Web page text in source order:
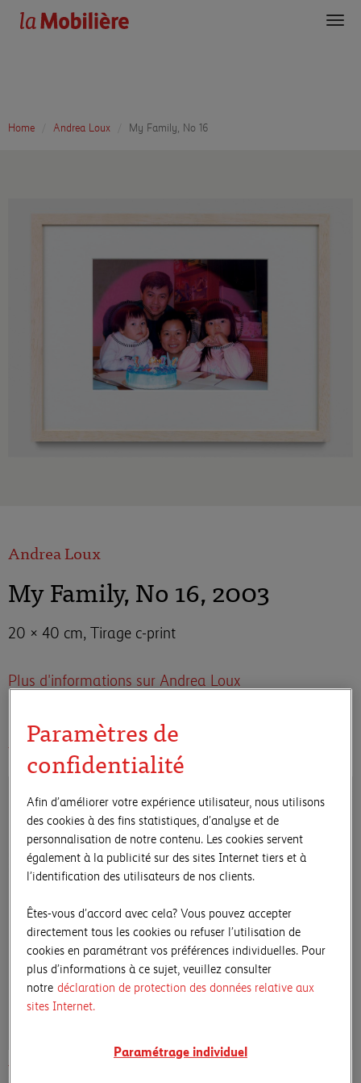
Home Andrea Loux My Family, No 16
Andrea Loux
My Family, No 16, 2003
20 × 40 cm, Tirage c-print
Plus d'informations sur Andrea Loux
Autres œuvres de Andrea Loux
Andrea Loux
Paramètres de
confidentialité
Afin d’améliorer votre expérience utilisateur, nous utilisons
des cookies à des fins statistiques, d’analyse et de
personnalisation de notre contenu. Les cookies servent
également à la publicité sur des sites Internet tiers et à
l’identification des utilisateurs de nos clients.
Êtes-vous d’accord avec cela? Vous pouvez accepter
directement tous les cookies ou refuser l’utilisation de
cookies en paramétrant vos préférences individuelles. Pour
plus d’informations à ce sujet, veuillez consulter
notre déclaration de protection des données relative aux
sites Internet.
Paramétrage individuel